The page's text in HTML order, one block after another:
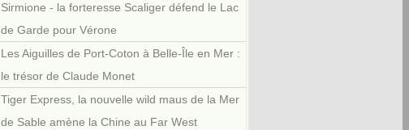
Sirmione - la forteresse Scaliger défend le Lac
de Garde pour Vérone
Les Aiguilles de Port-Coton à Belle-Île en Mer :
le trésor de Claude Monet
Tiger Express, la nouvelle wild maus de la Mer
de Sable amène la Chine au Far West